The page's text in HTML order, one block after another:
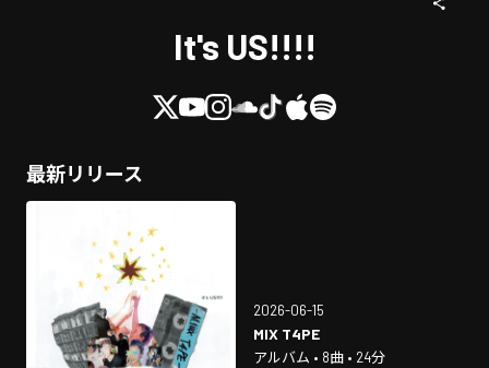
It's US!!!!
最新リリース
2026-06-15
MIX T4PE
アルバム • 8曲 • 24分